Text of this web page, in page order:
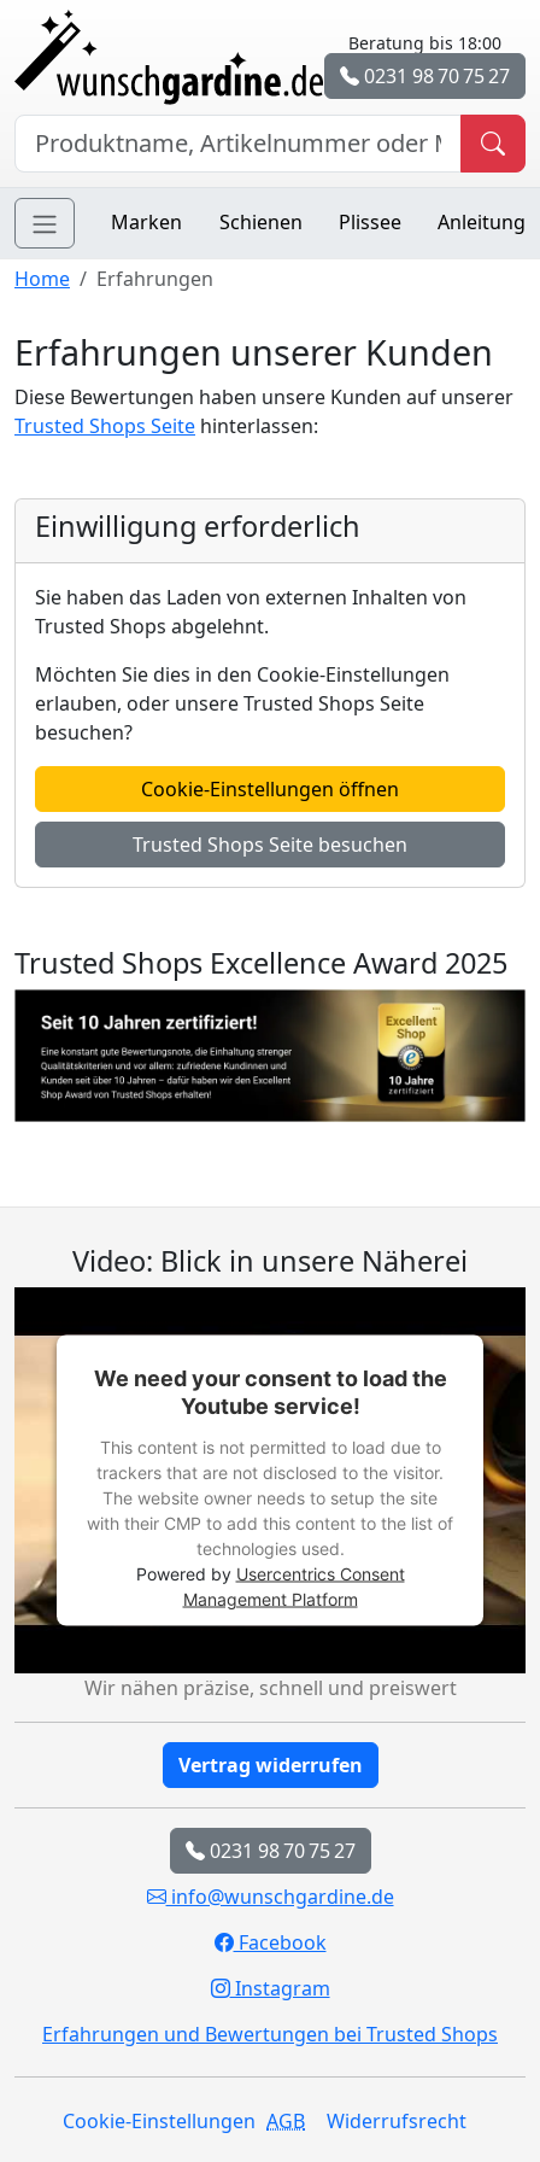
Beratung bis 18:00
0231 98 70 75 27
Marken Schienen Plissee Anleitung
Home Erfahrungen
Erfahrungen unserer Kunden
Diese Bewertungen haben unsere Kunden auf unserer
Trusted Shops Seite hinterlassen:
Einwilligung erforderlich
Sie haben das Laden von externen Inhalten von
Trusted Shops abgelehnt.
Möchten Sie dies in den Cookie-Einstellungen
erlauben, oder unsere Trusted Shops Seite
besuchen?
Cookie-Einstellungen öffnen
Trusted Shops Seite besuchen
Trusted Shops Excellence Award 2025
Video: Blick in unsere Näherei
We need your consent to load the
Youtube service!
This content is not permitted to load due to
trackers that are not disclosed to the visitor.
The website owner needs to setup the site
with their CMP to add this content to the list of
technologies used.
Powered by Usercentrics Consent
Management Platform
Wir nähen präzise, schnell und preiswert
Vertrag widerrufen
0231 98 70 75 27
info@wunschgardine.de
Facebook
Instagram
Erfahrungen und Bewertungen bei Trusted Shops
Cookie-Einstellungen AGB
Widerrufsrecht